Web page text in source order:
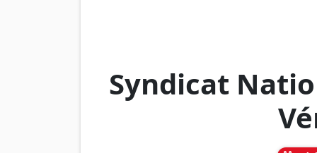
Syndicat